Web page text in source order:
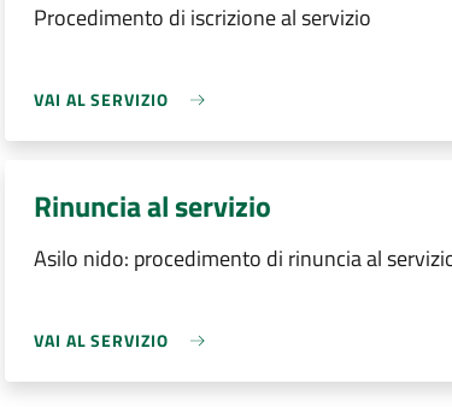
Procedimento di iscrizione al servizio
VAI AL SERVIZIO
Rinuncia al servizio
Asilo nido: procedimento di rinuncia al
VAI AL SERVIZIO